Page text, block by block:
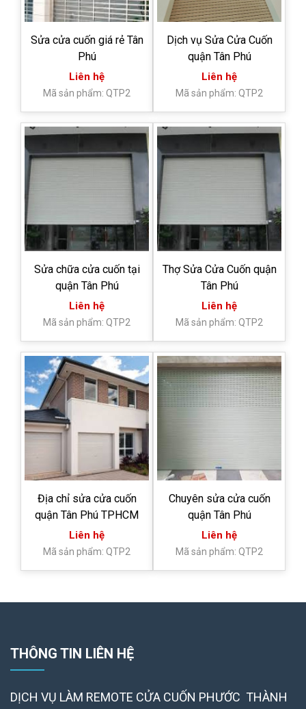
Sửa cửa cuốn giá rẻ Tân
Phú
Liên hệ
Mã sản phẩm: QTP2
Dịch vụ Sửa Cửa Cuốn
quận Tân Phú
Liên hệ
Mã sản phẩm: QTP2
Sửa chữa cửa cuốn tại
quận Tân Phú
Liên hệ
Mã sản phẩm: QTP2
Thợ Sửa Cửa Cuốn quận
Tân Phú
Liên hệ
Mã sản phẩm: QTP2
Địa chỉ sửa cửa cuốn
quận Tân Phú TPHCM
Liên hệ
Mã sản phẩm: QTP2
Chuyên sửa cửa cuốn
quận Tân Phú
Liên hệ
Mã sản phẩm: QTP2
THÔNG TIN LIÊN HỆ
DỊCH VỤ LÀM REMOTE CỬA CUỐN PHƯỚC THÀNH